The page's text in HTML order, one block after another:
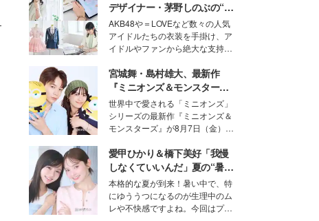
性を秘めた、革新的な「Water
Capturing Skin（ウォーターキャ
プチャリングスキン：捕水肌）」
技術を、花王が構築した。
デザイナー・茅野しのぶの“可
愛い”を作る美学＜「シチズン
クロスシー」インタビュー＞
AKB48や＝LOVEなど数々の人気
アイドルたちの衣装を手掛け、ア
イドルやファンから絶大な支持を
取締役兼クリエイティブディレク
ター・茅野しのぶ。一人ひとりの
個性に寄り添い、魅力を引き出す
衣装作りは、多くの女性たちに勇
気と自信を与え続けている。
宮城舞・島村雄大、最新作
『ミニオンズ＆モンスター
ズ』の魅力熱弁 ハチャメチャ
だけじゃない“友情と絆”に感
動
世界中で愛される「ミニオンズ」
シリーズの最新作『ミニオンズ＆
モンスターズ』が8月7日（金）に
ニオン好き”という共通点を持つモ
デルの宮城舞と島村雄大の特別対
談をお届け！それぞれの視点か
ら、今作ならではの魅力や予想外
の感動をもたらす奥深いストーリ
ーについて熱く語り合ってもらっ
愛甲ひかり＆橋下美好「我慢
しなくていいんだ」夏の“暑さ
対策”の新しい選択肢とは？
本格的な夏が到来！暑い中で、特
にゆううつになるのが生理中のム
レや不快感ですよね。今回はプラ